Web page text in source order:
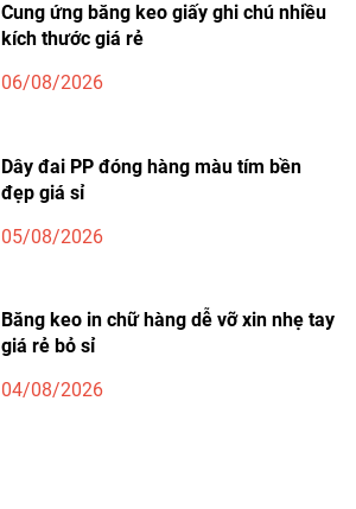
Cung ứng băng keo giấy ghi chú nhiều
kích thước giá rẻ
06/08/2026
Dây đai PP đóng hàng màu tím bền
đẹp giá sỉ
05/08/2026
Băng keo in chữ hàng dễ vỡ xin nhẹ tay
giá rẻ bỏ sỉ
04/08/2026